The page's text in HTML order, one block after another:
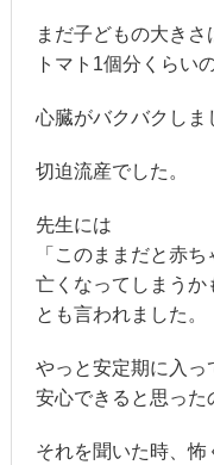
まだ子どもの大きさ
トマト1個分くらい
心臓がバクバクしま
切迫流産でした。
先生には
「このままだと赤ち
亡くなってしまうか
とも言われました。
やっと安定期に入っ
安心できると思った
それを聞いた時、怖